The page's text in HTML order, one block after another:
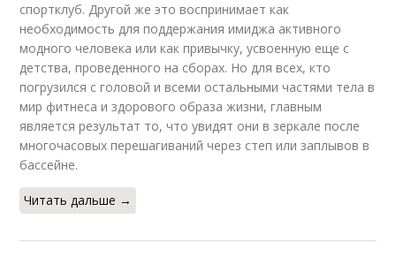
спортклуб. Другой же это воспринимает как
необходимость для поддержания имиджа активного
модного человека или как привычку, усвоенную еще с
детства, проведенного на сборах. Но для всех, кто
погрузился с головой и всеми остальными частями тела в
мир фитнеса и здорового образа жизни, главным
является результат то, что увидят они в зеркале после
многочасовых перешагиваний через степ или заплывов в
бассейне.
Читать дальше →